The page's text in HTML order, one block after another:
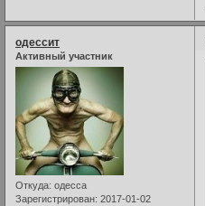
одессит
Активный участник
Откуда: одесса
Зарегистрирован: 2017-01-02